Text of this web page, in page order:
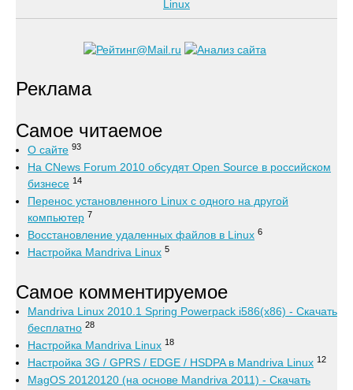
Реклама
Самое читаемое
О сайте 93
На CNews Forum 2010 обсудят Open Source в российском
бизнесе 14
Перенос установленного Linux с одного на другой
компьютер 7
Восстановление удаленных файлов в Linux 6
Настройка Mandriva Linux 5
Самое комментируемое
Mandriva Linux 2010.1 Spring Powerpack i586(x86) - Скачать
бесплатно 28
Настройка Mandriva Linux 18
Настройка 3G / GPRS / EDGE / HSDPA в Mandriva Linux 12
MagOS 20120120 (на основе Mandriva 2011) - Скачать